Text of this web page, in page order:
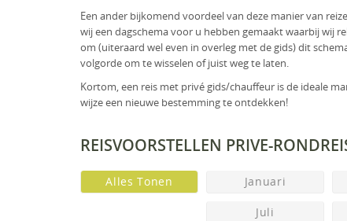
Een ander bijkomend voordeel van deze manier van
wij een dagschema voor u hebben gemaakt waarbij wij
om (uiteraard wel even in overleg met de gids) dit
volgorde om te wisselen of juist weg te laten.
Kortom, een reis met privé gids/chauffeur is de ideale
wijze een nieuwe bestemming te ontdekken!
REISVOORSTELLEN PRIVE-
Alles Tonen Januari
Juli